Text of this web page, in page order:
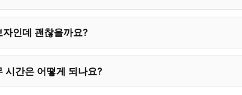
자인데 괜찮을까요?
시간은 어떻게 되나요?